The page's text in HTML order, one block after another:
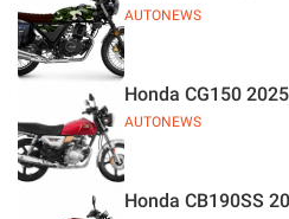
AUTONEWS
AUTONEWS
Honda CG150
Honda CB190SS